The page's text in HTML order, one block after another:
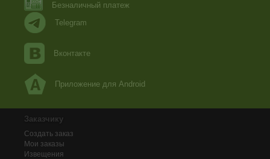
Безналичный платеж
Telegram
Вконтакте
Приложение для Android
Заказчику
Создать заказ
Мои заказы
Извещения